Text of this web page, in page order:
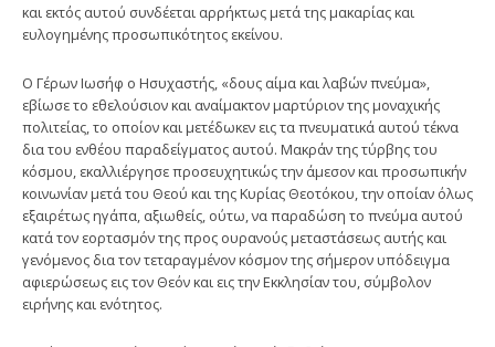
και εκτός αυτού συνδέεται αρρήκτως μετά της μακαρίας και
ευλογημένης προσωπικότητος εκείνου.
Ο Γέρων Ιωσήφ ο Ησυχαστής, «δους αίμα και λαβών πνεύμα»,
εβίωσε το εθελούσιον και αναίμακτον μαρτύριον της μοναχικής
πολιτείας, το οποίον και μετέδωκεν εις τα πνευματικά αυτού τέκνα
δια του ενθέου παραδείγματος αυτού. Μακράν της τύρβης του
κόσμου, εκαλλιέργησε προσευχητικώς την άμεσον και προσωπικήν
κοινωνίαν μετά του Θεού και της Κυρίας Θεοτόκου, την οποίαν όλως
εξαιρέτως ηγάπα, αξιωθείς, ούτω, να παραδώση το πνεύμα αυτού
κατά τον εορτασμόν της προς ουρανούς μεταστάσεως αυτής και
γενόμενος δια τον τεταραγμένον κόσμον της σήμερον υπόδειγμα
αφιερώσεως εις τον Θεόν και εις την Εκκλησίαν του, σύμβολον
ειρήνης και ενότητος.